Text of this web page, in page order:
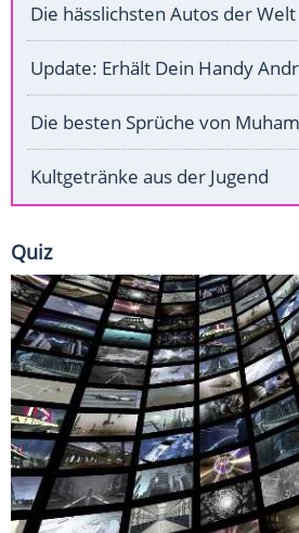
Die hässlichsten Autos der Welt
Update: Erhält Dein Handy
Die besten Sprüche von
Kultgetränke aus der Jugend
Quiz